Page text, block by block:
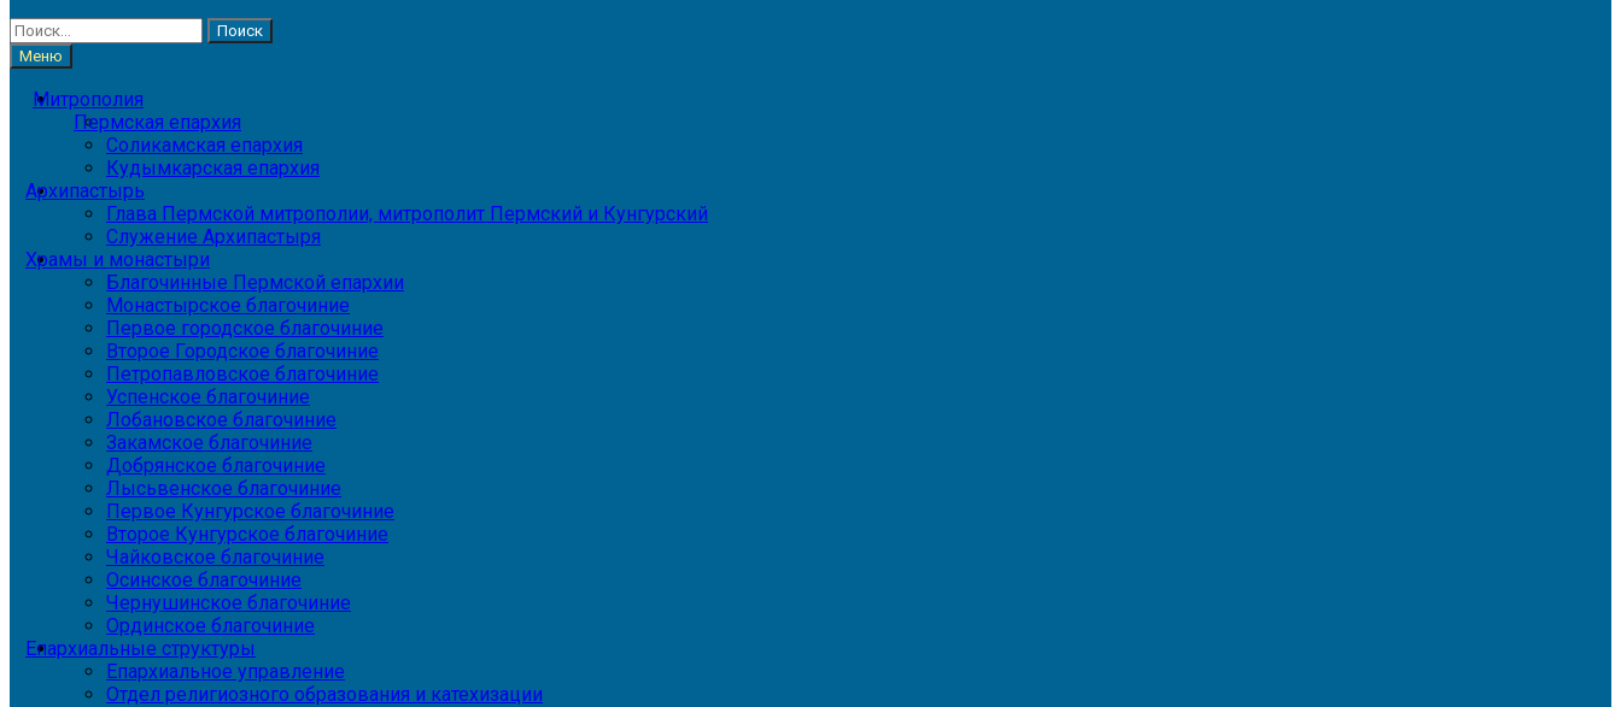
Найти:
Меню
Митрополия
Пермская епархия
Соликамская епархия
Кудымкарская епархия
Архипастырь
Глава Пермской митрополии, митрополит Пермский и Кунгурский
Служение Архипастыря
Храмы и монастыри
Благочинные Пермской епархии
Монастырское благочиние
Первое городское благочиние
Второе Городское благочиние
Петропавловское благочиние
Успенское благочиние
Лобановское благочиние
Закамское благочиние
Добрянское благочиние
Лысьвенское благочиние
Первое Кунгурское благочиние
Второе Кунгурское благочиние
Чайковское благочиние
Осинское благочиние
Чернушинское благочиние
Ординское благочиние
Епархиальные структуры
Епархиальное управление
Отдел религиозного образования и катехизации